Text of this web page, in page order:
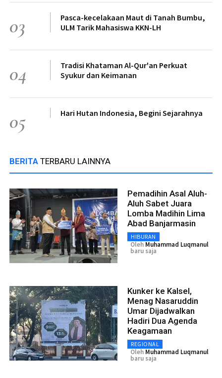
03
Pasca-kecelakaan Maut di Tanah Bumbu,
ULM Tarik Mahasiswa KKN-LH
04
Tradisi Khataman Al-Qur'an Perkuat
Syukur dan Keimanan
05 Hari Hutan Indonesia, Begini Sejarahnya
BERITA TERBARU LAINNYA
Pemadihin Asal Aluh-
Aluh Sabet Juara
Lomba Madihin Lima
Abad Banjarmasin
HIBURAN
Oleh Muhammad Luqmanul
baru saja
Kunker ke Kalsel,
Menag Nasaruddin
Umar Dijadwalkan
Hadiri Dua Agenda
Keagamaan
REGIONAL
Oleh Muhammad Luqmanul
baru saja